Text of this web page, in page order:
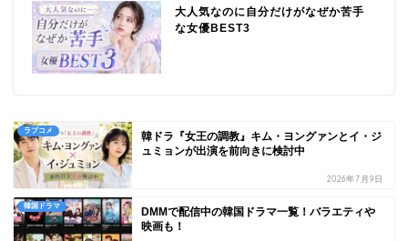
大人気なのに自分だけがなぜか苦手
な女優BEST3
ラブコメ
韓ドラ『女王の調教』キム・ヨングァンとイ・ジ
ュミョンが出演を前向きに検討中
2026年7月9日
韓国ドラマ
DMMで配信中の韓国ドラマ一覧！バラエティや
映画も！